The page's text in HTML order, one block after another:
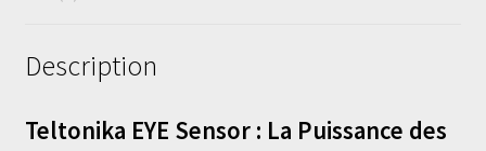
Description
Teltonika EYE Sensor : La Puissance des